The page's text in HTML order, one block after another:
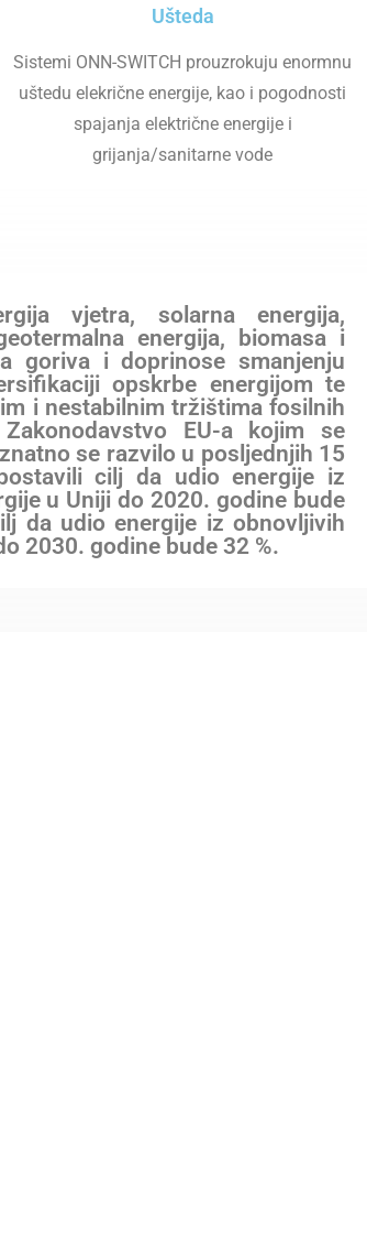
Ušteda
Sistemi ONN-SWITCH prouzrokuju enormnu
uštedu elekrične energije, kao i pogodnosti
spajanja električne energije i
grijanja/sanitarne vode
vjetra, solarna energija,
energija, biomasa i
goriva i doprinose smanjenju
opskrbe energijom te
i nestabilnim tržištima fosilnih
EU-a kojim se
se razvilo u posljednjih 15
cilj da udio energije iz
u Uniji do 2020. godine bude
da udio energije iz obnovljivih
2030. godine bude 32 %.